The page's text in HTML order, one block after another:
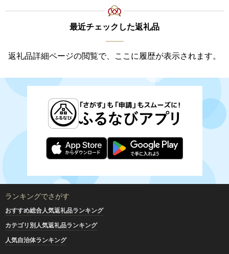
最近チェックした返礼品
返礼品詳細ページの閲覧で、ここに履歴が表示されます。
ランキングでさがす
おすすめ総合人気返礼品ランキング
カテゴリ別人気返礼品ランキング
人気自治体ランキング